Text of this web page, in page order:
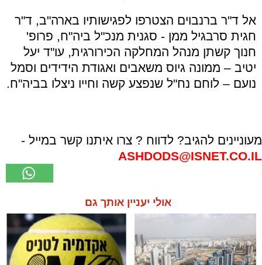
אל ד"ר ברנבוים הצטרפו לפגישותיו בארה"ב, ד"ר
חגית סרבגיל ממן - סגנית מנכ"ל ביה"ח, פרופ'
חנוך קשתן מנהל המחלקה הכירורגית, עו"ד יעל
יטיב – ממונה גיוס משאבים ואגודת הידידים וסמל
נועם – לוחם נח"ל שנפצע קשה וחייו ניצלו בביה"ח.
מעוניינים להגיב? לדווח ? צרו איתנו קשר במייל -
ASHDODS@ISNET.CO.IL
אולי יעניין אותך גם